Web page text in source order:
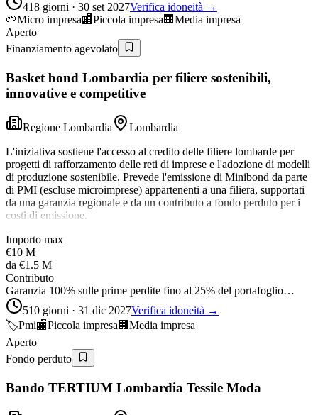
418 giorni · 30 set 2027Verifica idoneità →
🌱Micro impresa🏬Piccola impresa 🏢 Media impresa
Aperto
Finanziamento agevolato
Basket bond Lombardia per filiere sostenibili,
innovative e competitive
Regione Lombardia
Lombardia
L'iniziativa sostiene l'accesso al credito delle filiere lombarde per
progetti di rafforzamento delle reti di imprese e l'adozione di modelli
di produzione sostenibile. Prevede l'emissione di Minibond da parte
di PMI (escluse microimprese) appartenenti a una filiera, supportati
da una garanzia regionale e da un contributo a fondo perduto per i
costi di emissione.
Importo max
€10 M
da €1.5 M
Contributo
Garanzia 100% sulle prime perdite fino al 25% del portafoglio…
510 giorni · 31 dic 2027Verifica idoneità →
🏷️Pmi🏬Piccola impresa🏢 Media impresa
Aperto
Fondo perduto
Bando TERTIUM Lombardia Tessile Moda